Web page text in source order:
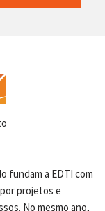
fundam a EDTI com
projetos e
No mesmo ano,